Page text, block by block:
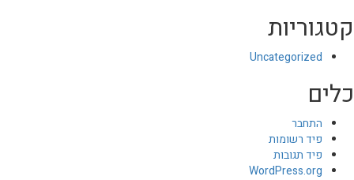
קטגוריות
Uncategorized
כלים
התחבר
פיד רשומות
פיד תגובות
WordPress.org